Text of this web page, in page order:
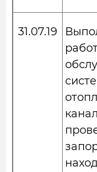
31.07.19